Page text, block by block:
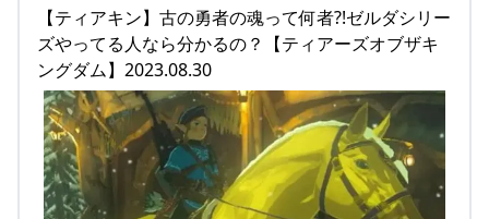
【ティアキン】古の勇者の魂って何者?!ゼルダシリー
ズやってる人なら分かるの？【ティアーズオブザキ
ングダム】2023.08.30